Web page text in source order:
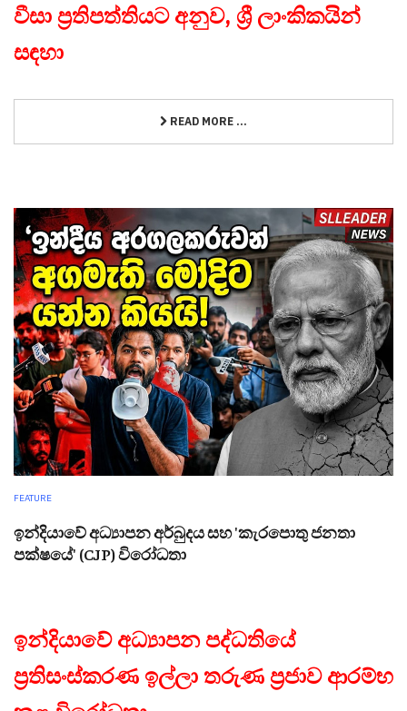
වීසා ප්‍රතිපත්තියට අනුව, ශ්‍රී ලාංකිකයින්
සඳහා
READ MORE ...
FEATURE
ඉන්දියාවේ අධ්‍යාපන අර්බුදය සහ 'කැරපොතු ජනතා
පක්ෂයේ' (CJP) විරෝධතා
ඉන්දියාවේ අධ්‍යාපන පද්ධතියේ
ප්‍රතිසංස්කරණ ඉල්ලා තරුණ ප්‍රජාව ආරම්භ